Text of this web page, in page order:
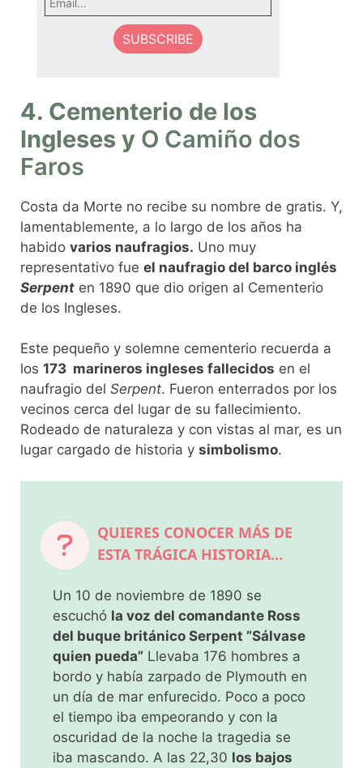
4. Cementerio de los
Ingleses y O Camiño dos
Faros
Costa da Morte no recibe su nombre de gratis. Y,
lamentablemente, a lo largo de los años ha
habido varios naufragios. Uno muy
representativo fue el naufragio del barco inglés
Serpent en 1890 que dio origen al Cementerio
de los Ingleses.
Este pequeño y solemne cementerio recuerda a
los 173 marineros ingleses fallecidos en el
naufragio del Serpent. Fueron enterrados por los
vecinos cerca del lugar de su fallecimiento.
Rodeado de naturaleza y con vistas al mar, es un
lugar cargado de historia y simbolismo.
QUIERES CONOCER MÁS DE
ESTA TRÁGICA HISTORIA…
Un 10 de noviembre de 1890 se
escuchó la voz del comandante Ross
del buque británico Serpent ”Sálvase
quien pueda” Llevaba 176 hombres a
bordo y había zarpado de Plymouth en
un día de mar enfurecido. Poco a poco
el tiempo iba empeorando y con la
oscuridad de la noche la tragedia se
iba mascando. A las 22,30 los bajos